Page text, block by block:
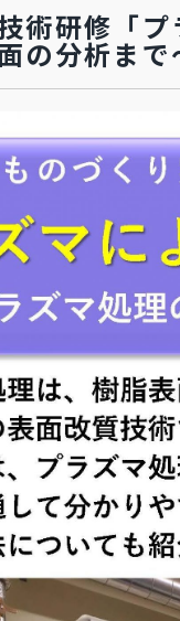
術研修「
の分析まで